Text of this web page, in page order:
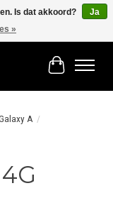
Winkelwagen
A /
Is dat akkoord?
Ja
»